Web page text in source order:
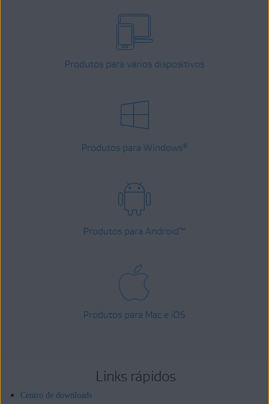
Produtos para vários dispositivos
Produtos para Windows®
Produtos para Android™
Produtos para Mac e iOS
Links rápidos
Centro de downloads